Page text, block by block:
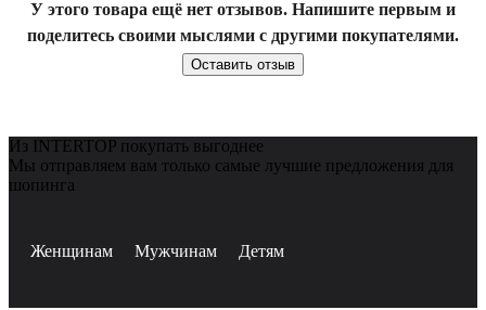
У этого товара ещё нет отзывов. Напишите первым и
поделитесь своими мыслями с другими покупателями.
Оставить отзыв
Из INTERTOP покупать выгоднее
Мы отправляем вам только самые лучшие предложения для
шопинга
Женщинам Мужчинам Детям